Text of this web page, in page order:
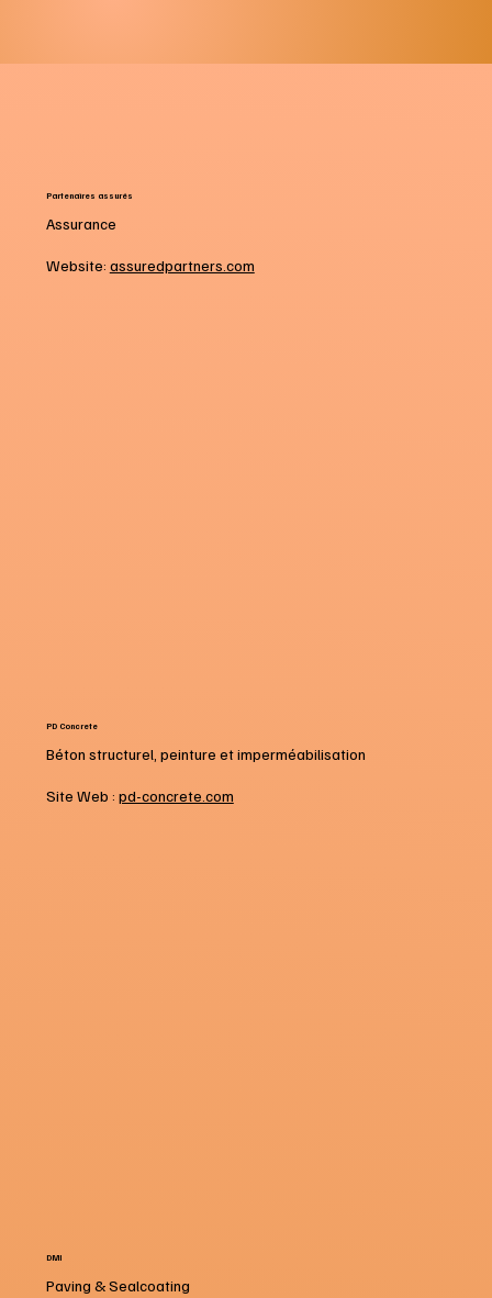
Partenaires assurés
Assurance
Website: assuredpartners.com
PD Concrete
Béton structurel, peinture et imperméabilisation
Site Web : pd-concrete.com
DMI
Paving & Sealcoating